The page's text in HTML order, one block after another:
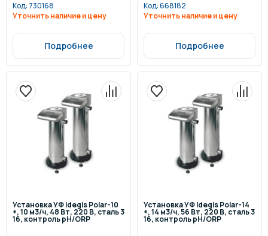
Код: 730168
Уточнить наличие и цену
Подробнее
Код:668182
Уточнить наличие и цену
Подробнее
Установка УФ Idegis Polar-10
+, 10 м3/ч, 48 Вт, 220 В, сталь 3
16, контроль pH/ORP
Установка УФ Idegis Polar-14
+, 14 м3/ч, 56 Вт, 220 В, сталь 3
16, контроль pH/ORP